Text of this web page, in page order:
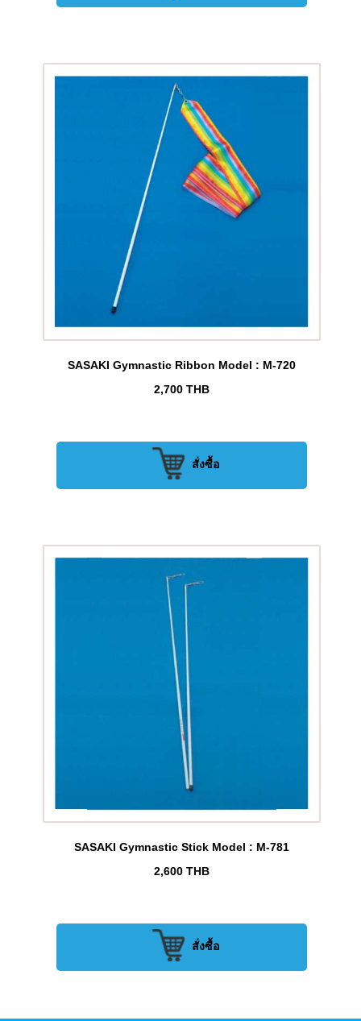
SASAKI Gymnastic Ribbon Model : M-720
2,700 THB
สั่งซื้อ
SASAKI Gymnastic Stick Model : M-781
2,600 THB
สั่งซื้อ